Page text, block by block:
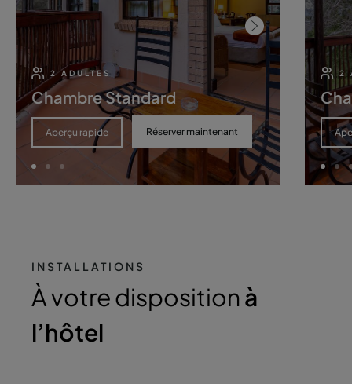
2 ADULTES
Chambre Standard
Aperçu rapide Réserver maintenant
2
INSTALLATIONS
À votre dispositionà
l’hôtel